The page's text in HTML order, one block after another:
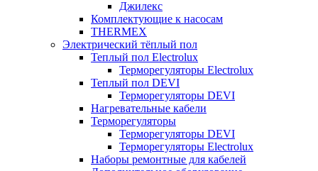
Джилекс
Комплектующие к насосам
THERMEX
Электрический тёплый пол
Теплый пол Electrolux
Терморегуляторы Electrolux
Теплый пол DEVI
Терморегуляторы DEVI
Нагревательные кабели
Терморегуляторы
Терморегуляторы DEVI
Терморегуляторы Electrolux
Наборы ремонтные для кабелей